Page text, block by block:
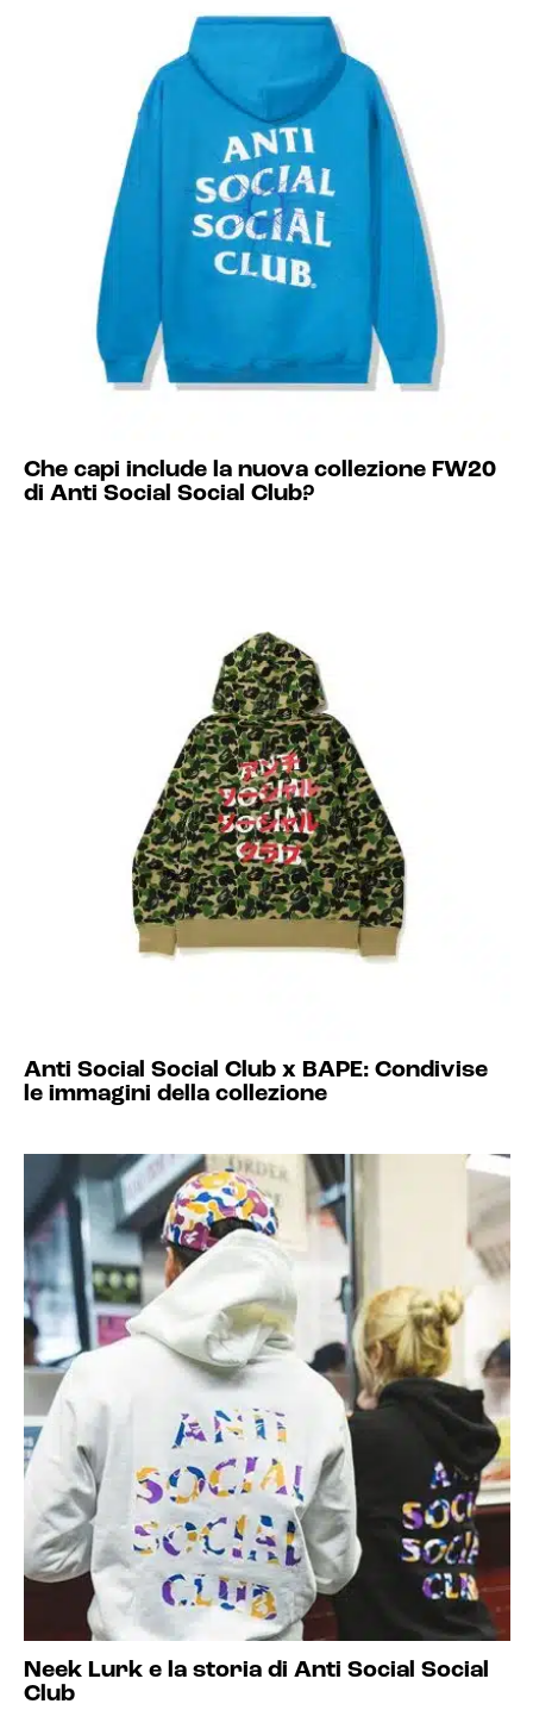
Che capi include la nuova collezione FW20
di Anti Social Social Club?
Anti Social Social Club x BAPE: Condivise
le immagini della collezione
Neek Lurk e la storia di Anti Social Social
Club